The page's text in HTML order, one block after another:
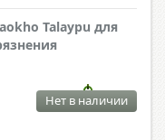
Talaypu для
Нет в наличии